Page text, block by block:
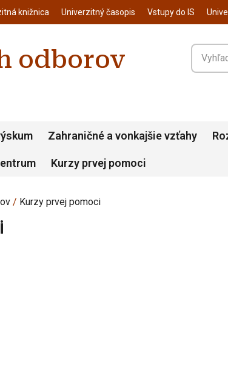
Skočiť na hlavný obsah
knižnica Univerzitný časopis Vstupy do IS
odborov
Zahraničné a vonkajšie vzťahy
Kurzy prvej pomoci
Kurzy prvej pomoci